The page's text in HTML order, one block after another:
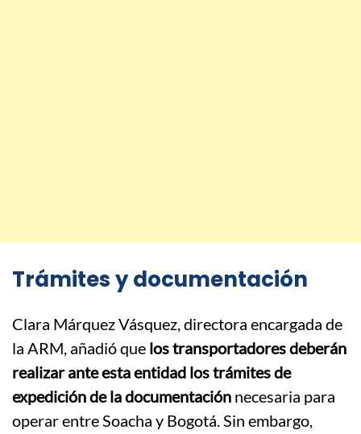
Trámites y documentación
Clara Márquez Vásquez, directora encargada de
la ARM, añadió que los transportadores deberán
realizar ante esta entidad los trámites de
expedición de la documentación necesaria para
operar entre Soacha y Bogotá.Sin embargo,